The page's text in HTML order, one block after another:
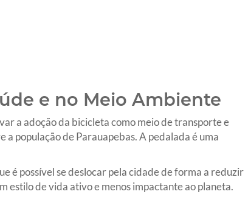
e no Meio Ambiente
a adoção da bicicleta como meio de transporte e
população de Parauapebas. A pedalada é uma
é possível se deslocar pela cidade de forma a reduzir
estilo de vida ativo e menos impactante ao planeta.